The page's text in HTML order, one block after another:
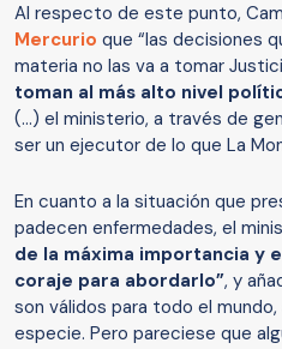
Al respecto de este punto,
Mercurio que “las decisiones
materia no las va a tomar
toman al más alto nivel
(…) el ministerio, a través de
ser un ejecutor de lo que La
En cuanto a la situación que
padecen enfermedades, el
de la máxima importancia y
coraje para abordarlo”, y
son válidos para todo el
especie. Pero pareciese que